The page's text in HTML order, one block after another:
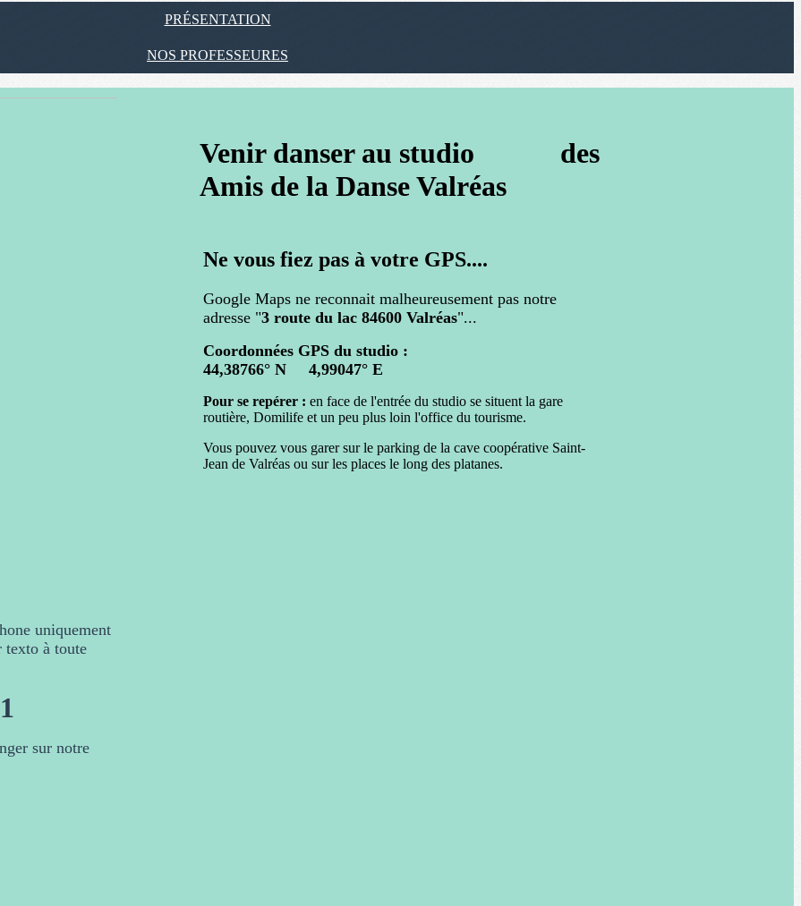
PRÉSENTATION
NOS PROFESSEURES
Venir danser au studio des
Amis de la Danse Valréas
Ne vous fiez pas à votre GPS....
Google Maps ne reconnait malheureusement pas notre
adresse "3 route du lac 84600 Valréas"...
Coordonnées GPS du studio :
44,38766° N 4,99047° E
Pour se repérer : en face de l'entrée du studio se situent la gare
routière, Domilife et un peu plus loin l'office du tourisme.
Vous pouvez vous garer sur le parking de la cave coopérative Saint-
Jean de Valréas ou sur les places le long des platanes.
uniquement
texto à toute
sur notre